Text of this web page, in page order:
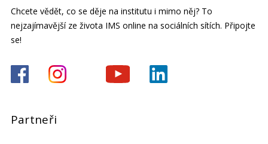
Chcete vědět, co se děje na institutu i mimo něj? To
nejzajímavější ze života IMS online na sociálních sítích. Připojte
se!
Partneři